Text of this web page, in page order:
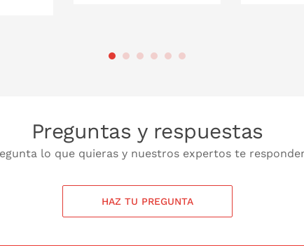
PONLO EN LA CESTA
Preguntas y respuestas
lo que quieras y nuestros expertos te
HAZ TU PREGUNTA